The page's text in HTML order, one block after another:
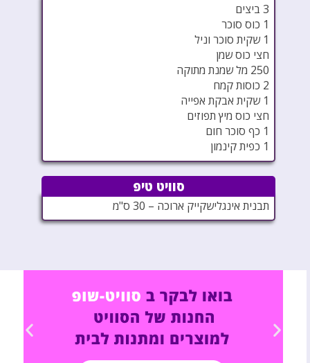
3 ביצים
1 כוס סוכר
1 שקית סוכר וניל
חצי כוס שמן
250 מל שמנת מתוקה
2 כוסות קמח
1 שקית אבקת אפייה
חצי כוס מיץ תפוזים
1 כף סוכר חום
1 כפית קינמון
סוויט טיפ
תבנית אינגלישקייק ארוכה – 30 ס"מ